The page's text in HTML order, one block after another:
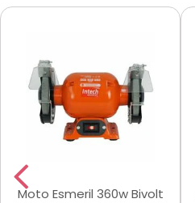
Moto Esmeril 360w Bivolt